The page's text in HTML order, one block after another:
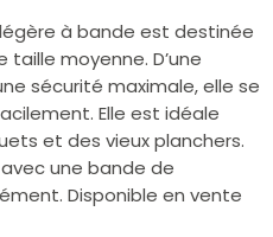
à bande est destinée
moyenne. D’une
sécurité maximale, elle se
Elle est idéale
et des vieux planchers.
une bande de
Disponible en vente